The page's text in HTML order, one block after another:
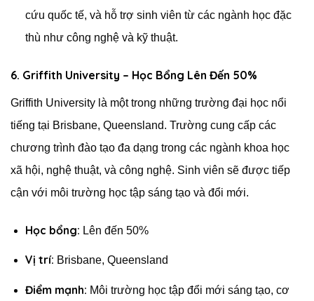
cứu quốc tế, và hỗ trợ sinh viên từ các ngành học đặc
thù như công nghệ và kỹ thuật.
6. Griffith University – Học Bổng Lên Đến 50%
Griffith University là một trong những trường đại học nổi
tiếng tại Brisbane, Queensland. Trường cung cấp các
chương trình đào tạo đa dạng trong các ngành khoa học
xã hội, nghệ thuật, và công nghệ. Sinh viên sẽ được tiếp
cận với môi trường học tập sáng tạo và đổi mới.
Học bổng: Lên đến 50%
Vị trí: Brisbane, Queensland
Điểm mạnh: Môi trường học tập đổi mới sáng tạo, cơ